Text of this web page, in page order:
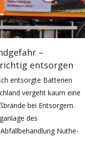
–
entsorgen
entsorgte Batterien
vergeht kaum eine
bei Entsorgern.
des
Nuthe-